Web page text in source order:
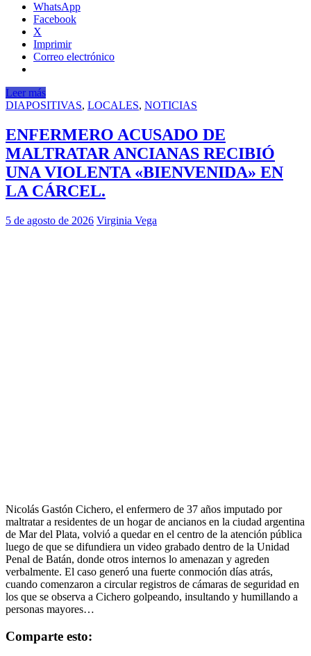
WhatsApp
Facebook
X
Imprimir
Correo electrónico
Leer más
DIAPOSITIVAS, LOCALES, NOTICIAS
ENFERMERO ACUSADO DE
MALTRATAR ANCIANAS RECIBIÓ
UNA VIOLENTA «BIENVENIDA» EN
LA CÁRCEL.
5 de agosto de 2026 Virginia Vega
Nicolás Gastón Cichero, el enfermero de 37 años imputado por
maltratar a residentes de un hogar de ancianos en la ciudad argentina
de Mar del Plata, volvió a quedar en el centro de la atención pública
luego de que se difundiera un video grabado dentro de la Unidad
Penal de Batán, donde otros internos lo amenazan y agreden
verbalmente. El caso generó una fuerte conmoción días atrás,
cuando comenzaron a circular registros de cámaras de seguridad en
los que se observa a Cichero golpeando, insultando y humillando a
personas mayores…
Comparte esto: